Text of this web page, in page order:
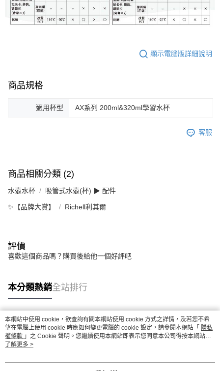
顯示電腦版詳細說明
商品規格
適用杯型 AX系列 200ml&320ml學習水杯
客服
商品相關分類 (2)
水壺水杯 吸管式水壺(杯) ▶ 配件
✨【品牌大賞】 Richell利其爾
評價
喜歡這個商品嗎？購買後給他一個好評吧
本分類熱銷全站排行
熱門標籤
本網站中使用 cookie，欲查詢有關本網站使用 cookie 方式之詳情，及若您不希
望在電腦上使用 cookie 時應如何變更電腦的 cookie 設定，請參閱本網站「 隱私
權條款 」之 Cookie 聲明。您繼續使用本網站即表示您同意本公司得按本網站使
用條款之 Cookie 聲明使用 cookie。
了解更多 >